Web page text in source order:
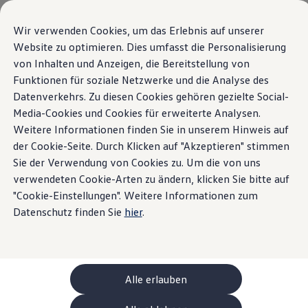
Wir verwenden Cookies, um das Erlebnis auf unserer
Website zu optimieren. Dies umfasst die Personalisierung
von Inhalten und Anzeigen, die Bereitstellung von
Funktionen für soziale Netzwerke und die Analyse des
Datenverkehrs. Zu diesen Cookies gehören gezielte Social-
Media-Cookies und Cookies für erweiterte Analysen.
Weitere Informationen finden Sie in unserem Hinweis auf
der Cookie-Seite. Durch Klicken auf "Akzeptieren" stimmen
Sie der Verwendung von Cookies zu. Um die von uns
verwendeten Cookie-Arten zu ändern, klicken Sie bitte auf
"Cookie-Einstellungen". Weitere Informationen zum
Datenschutz finden Sie hier.
Alle erlauben
Passa al
contenuto
principale
Vai a
piè di
pagina
La nuova ID. Polo
Highlight Dettagli ed equipaggiamenti
La sua configurazione
Modelli speciali UNITED
Consulenza e acquisto
Offerte attuali
Clienti aziendali e flotte
Veicoli in pronta consegna
Occasioni
Finanziamento
Calcolatore di leasing
Elettromobilità
Costi e finanziamenti
Ricarica e autonomia
Ricaricare a casa
Ricaricare fuori casa
Ricarica bidirezionale
Soluzione di energia rinnovabile: Helion
ChargeOn
Tecnologia e batteria
Come funziona il sistema di batterie dei
Home Modelli e configuratore Nuova ID. Polo
Cosa si nasconde nella
Dettagli ed